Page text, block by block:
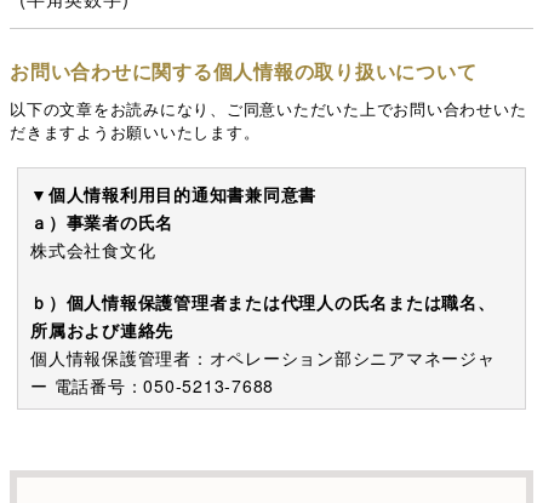
お問い合わせに関する個人情報の取り扱いについて
以下の文章をお読みになり、ご同意いただいた上でお問い合わせいた
だきますようお願いいたします。
▼個人情報利用目的通知書兼同意書
ａ）事業者の氏名
株式会社食文化
ｂ）個人情報保護管理者または代理人の氏名または職名、
所属および連絡先
個人情報保護管理者：オペレーション部シニアマネージャ
ー 電話番号：050-5213-7688
本お問い合わせフォームでご提供いただく個人情報は、お